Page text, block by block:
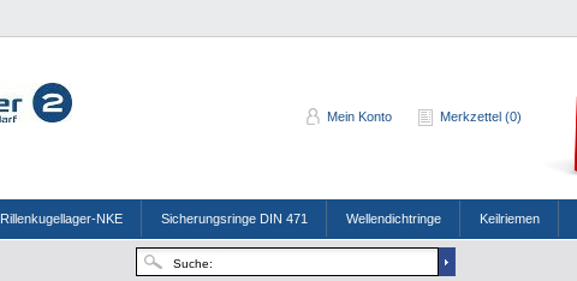
Mein Konto Merkzettel (0)
Rillenkugellager-NKE Sicherungsringe DIN 471 Wellendichtringe Keilriemen